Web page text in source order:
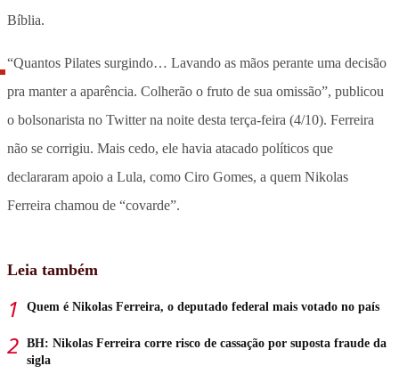
Bíblia.
“Quantos Pilates surgindo… Lavando as mãos perante uma decisão
pra manter a aparência. Colherão o fruto de sua omissão”, publicou
o bolsonarista no Twitter na noite desta terça-feira (4/10). Ferreira
não se corrigiu. Mais cedo, ele havia atacado políticos que
declararam apoio a Lula, como Ciro Gomes, a quem Nikolas
Ferreira chamou de “covarde”.
Leia também
Quem é Nikolas Ferreira, o deputado federal mais votado no país
BH: Nikolas Ferreira corre risco de cassação por suposta fraude da
sigla